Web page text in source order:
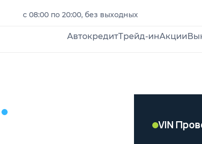
с 08:00 по 20:00, без выходных
АвтокредитТрейд-инАкции
VIN